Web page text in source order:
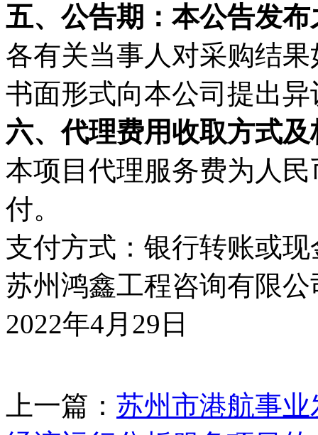
五、公告期：本公告发
各有关当事人对采购结
书面形式向本公司提出
六、代理费用收取方式及
本项目代理服务费为人
付。
支付方式：银行转账或现
苏州鸿鑫工程咨询有限公
2022年4月29日
上一篇： 苏州市港航事